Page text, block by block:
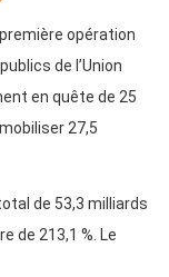
opération
de l’Union
en quête de 25
27,5
de 53,3 milliards
de 213,1 %. Le